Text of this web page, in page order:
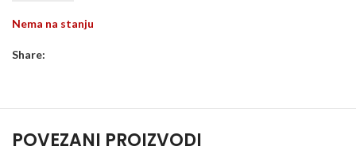
Nema na stanju
Share:
POVEZANI PROIZVODI